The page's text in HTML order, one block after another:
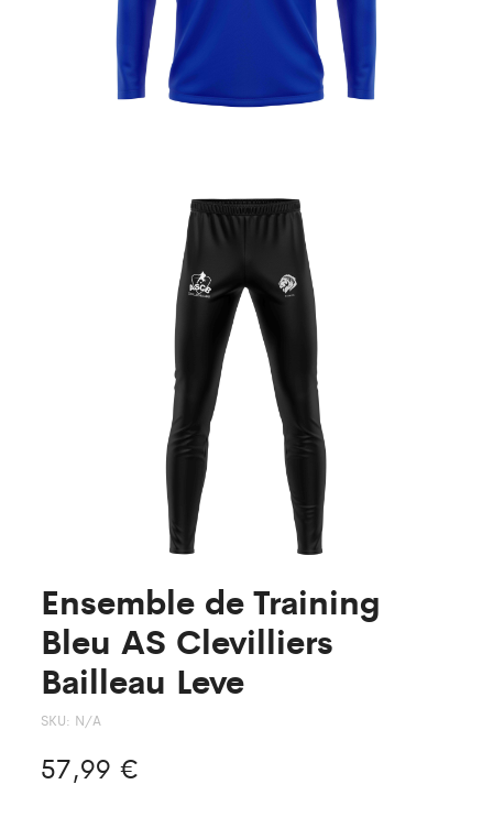
Ensemble de Training
Bleu AS Clevilliers
Bailleau Leve
SKU: N/A
57,99 €